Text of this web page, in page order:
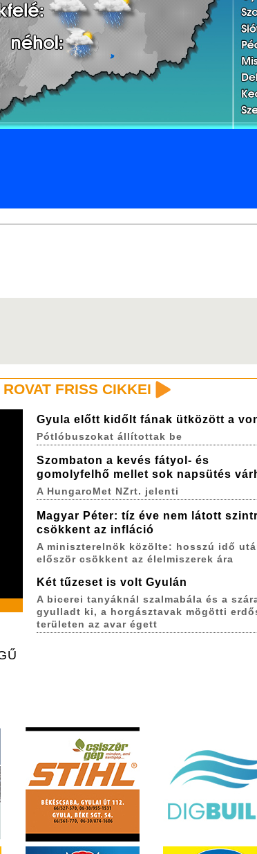
ROVAT FRISS CIKKEI
Gyula előtt kidőlt fának ütközött a
Pótlóbuszokat állítottak be
Szombaton a kevés fátyol- és
gomolyfelhő mellet sok napsütés
A HungaroMet NZrt. jelenti
Magyar Péter: tíz éve nem látott
csökkent az infláció
A miniszterelnök közölte: hosszú idő
először csökkent az élelmiszerek ára
Két tűzeset is volt Gyulán
A bicerei tanyáknál szalmabála és a
gyulladt ki, a horgásztavak mögötti
területen az avar égett